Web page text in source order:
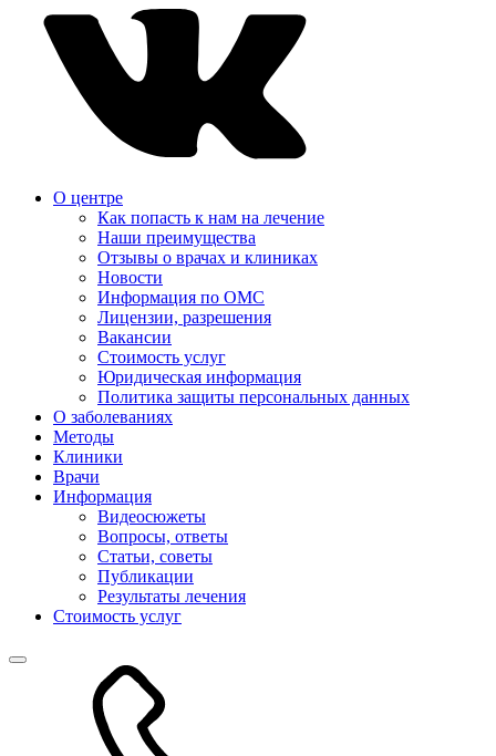
О центре
Как попасть к нам на лечение
Наши преимущества
Отзывы о врачах и клиниках
Новости
Информация по ОМС
Лицензии, разрешения
Вакансии
Стоимость услуг
Юридическая информация
Политика защиты персональных данных
О заболеваниях
Методы
Клиники
Врачи
Информация
Видеосюжеты
Вопросы, ответы
Статьи, советы
Публикации
Результаты лечения
Стоимость услуг